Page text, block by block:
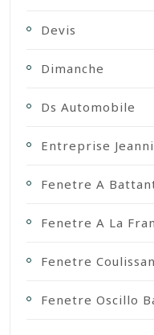
Devis
Dimanche
Ds Automobile
Entreprise
Fenetre A
Fenetre A La
Fenetre
Fenetre Oscillo